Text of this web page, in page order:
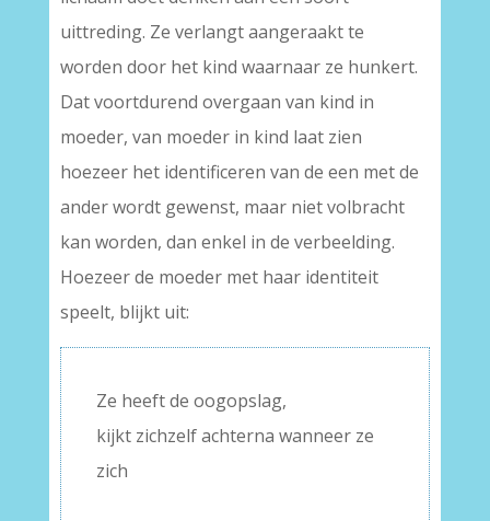
uittreding. Ze verlangt aangeraakt te
worden door het kind waarnaar ze hunkert.
Dat voortdurend overgaan van kind in
moeder, van moeder in kind laat zien
hoezeer het identificeren van de een met de
ander wordt gewenst, maar niet volbracht
kan worden, dan enkel in de verbeelding.
Hoezeer de moeder met haar identiteit
speelt, blijkt uit:
Ze heeft de oogopslag,
kijkt zichzelf achterna wanneer ze
zich